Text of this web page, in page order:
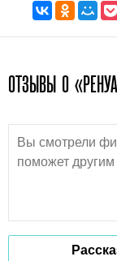
ОТЗЫВЫ О